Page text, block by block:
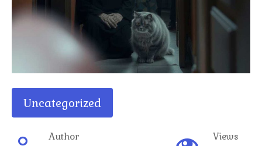
Uncategorized
Author Views